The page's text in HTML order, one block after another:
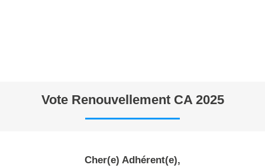
Vote Renouvellement CA 2025
Cher(e) Adhérent(e),